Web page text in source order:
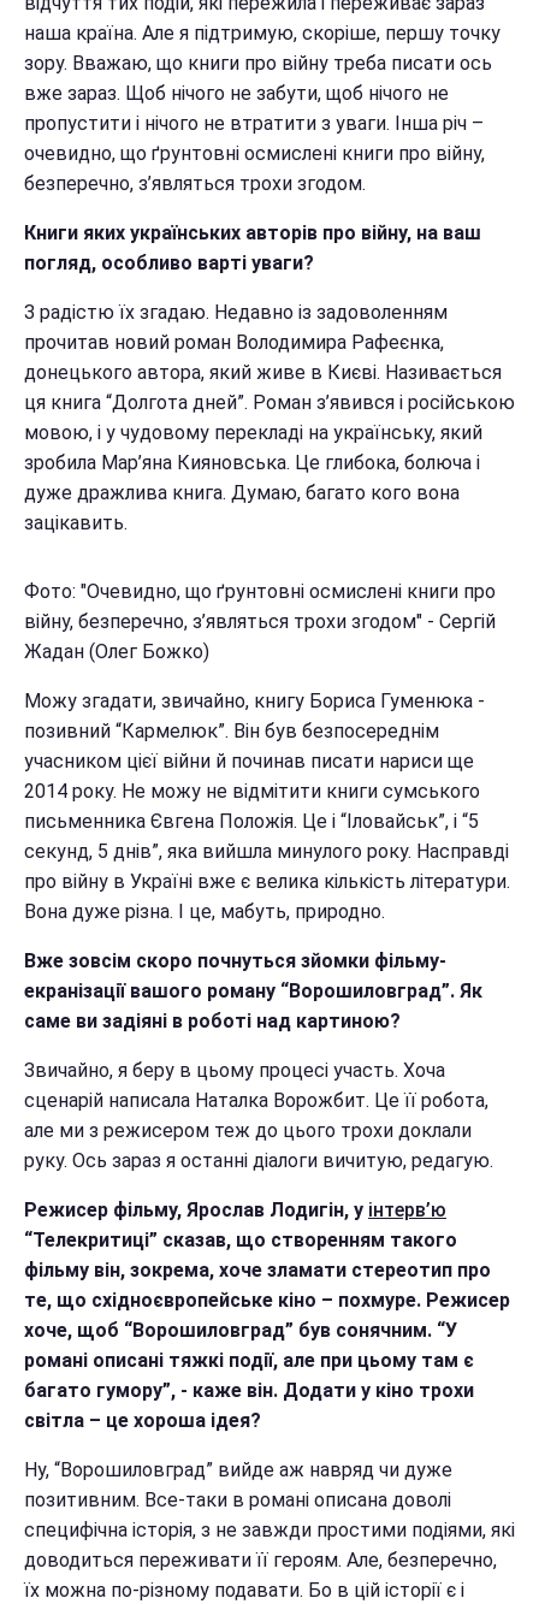
наша країна. Але я підтримую, скоріше, першу точку
зору. Вважаю, що книги про війну треба писати ось
вже зараз. Щоб нічого не забути, щоб нічого не
пропустити і нічого не втратити з уваги. Інша річ –
очевидно, що ґрунтовні осмислені книги про війну,
безперечно, з’являться трохи згодом.
Книги яких українських авторів про війну, на ваш
погляд, особливо варті уваги?
З радістю їх згадаю. Недавно із задоволенням
прочитав новий роман Володимира Рафеєнка,
донецького автора, який живе в Києві. Називається
ця книга “Долгота дней”. Роман з’явився і російською
мовою, і у чудовому перекладі на українську, який
зробила Мар’яна Кияновська. Це глибока, болюча і
дуже дражлива книга. Думаю, багато кого вона
зацікавить.
Фото: "Очевидно, що ґрунтовні осмислені книги про
війну, безперечно, з’являться трохи згодом" - Сергій
Жадан (Олег Божко)
Можу згадати, звичайно, книгу Бориса Гуменюка -
позивний “Кармелюк”. Він був безпосереднім
учасником цієї війни й починав писати нариси ще
2014 року. Не можу не відмітити книги сумського
письменника Євгена Положія. Це і “Іловайськ”, і “5
секунд, 5 днів”, яка вийшла минулого року. Насправді
про війну в Україні вже є велика кількість літератури.
Вона дуже різна. І це, мабуть, природно.
Вже зовсім скоро почнуться зйомки фільму-
екранізації вашого роману “Ворошиловград”. Як
саме ви задіяні в роботі над картиною?
Звичайно, я беру в цьому процесі участь. Хоча
сценарій написала Наталка Ворожбит. Це її робота,
але ми з режисером теж до цього трохи доклали
руку. Ось зараз я останні діалоги вичитую, редагую.
Режисер фільму, Ярослав Лодигін, у інтерв’ю
“Телекритиці” сказав, що створенням такого
фільму він, зокрема, хоче зламати стереотип про
те, що східноєвропейське кіно – похмуре. Режисер
хоче, щоб “Ворошиловград” був сонячним. “У
романі описані тяжкі події, але при цьому там є
багато гумору”, - каже він. Додати у кіно трохи
світла – це хороша ідея?
Ну, “Ворошиловград” вийде аж навряд чи дуже
позитивним. Все-таки в романі описана доволі
специфічна історія, з не завжди простими подіями, які
доводиться переживати її героям. Але, безперечно,
їх можна по-різному подавати. Бо в цій історії є і